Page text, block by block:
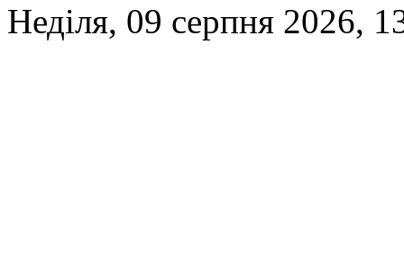
Неділя, 09 серпня 2026,